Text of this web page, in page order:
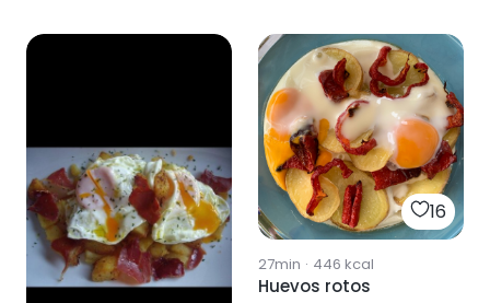
16
27min · 446 kcal
Huevos rotos